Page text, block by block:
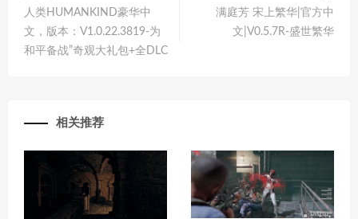
人类HUMANKIND豪华中
文，版本：V1.0.22.3819-为
和平备战”奇观大礼包+全DLC
满庭芳 宋上繁华|官方中
文|V0.5.7R-盛世繁华
相关推荐